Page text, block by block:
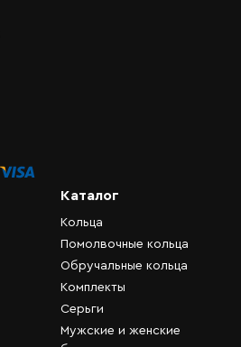
Каталог
Кольца
Помолвочные кольца
Обручальные кольца
Комплекты
Серьги
Мужские и женские